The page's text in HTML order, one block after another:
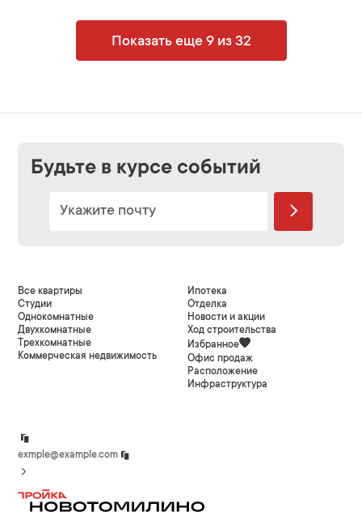
Показать еще 9 из 32
Будьте в курсе событий
Все квартиры
Студии
Однокомнатные
Двухкомнатные
Трехкомнатные
Коммерческая недвижимость
Ипотека
Отделка
Новости и акции
Ход строительства
Избранное
Офис продаж
Расположение
Инфраструктура
exmple@example.com